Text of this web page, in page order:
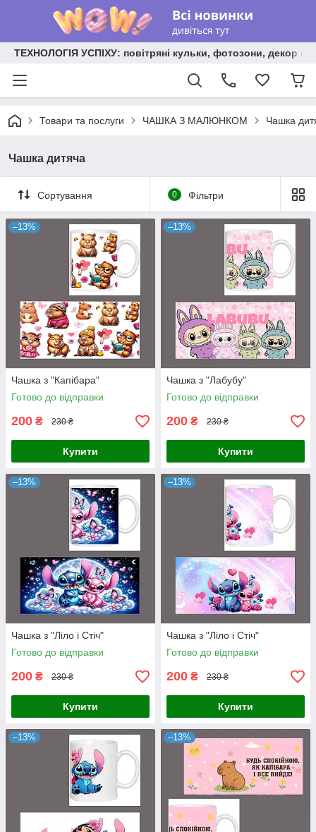
ТЕХНОЛОГІЯ УСПІХУ: повітряні кульки, фотозони, декор на
Товари та послуги ЧАШКА З МАЛЮНКОМ Чашка
Чашка дитяча
Сортування 0 Фільтри
–13%
Чашка з "Капібара"
Готово до відправки
200 ₴ 230 ₴
Купити
–13%
Чашка з "Лабубу"
Готово до відправки
200 ₴ 230 ₴
Купити
–13%
Чашка з "Ліло і Стіч"
Готово до відправки
200 ₴ 230 ₴
Купити
–13%
Чашка з "Ліло і Стіч"
Готово до відправки
200 ₴ 230 ₴
Купити
–13% –13%